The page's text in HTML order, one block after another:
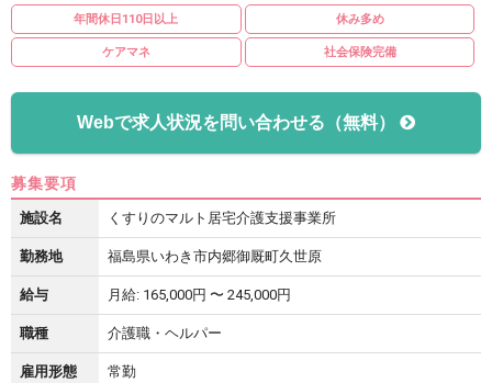
年間休日110日以上 休み多め
ケアマネ 社会保険完備
Webで求人状況を問い合わせる（無料）
募集要項
施設名 くすりのマルト居宅介護支援事業所
勤務地 福島県いわき市内郷御厩町久世原
給与 月給: 165,000円 〜 245,000円
職種 介護職・ヘルパー
雇用形態 常勤